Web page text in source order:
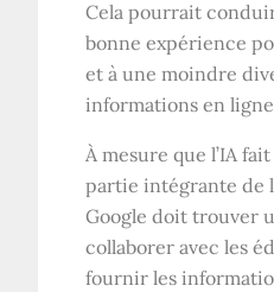
Cela pourrait
bonne expérience
et à une moindre
informations en
À mesure que l’IA
partie intégrante de
Google doit trouver
collaborer avec les
fournir les